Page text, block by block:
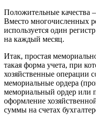
Положительные качества
Вместо многочисленных
используется один
на каждый месяц.
Итак, простая
такая форма учета, при
хозяйственные операции
мемориальные ордера
мемориальный ордер или
оформление
суммы на счетах